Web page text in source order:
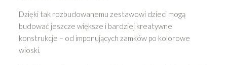
Dzięki tak rozbudowanemu zestawowi dzieci mogą
budować jeszcze większe i bardziej kreatywne
konstrukcje – od imponujących zamków po kolorowe
wioski.